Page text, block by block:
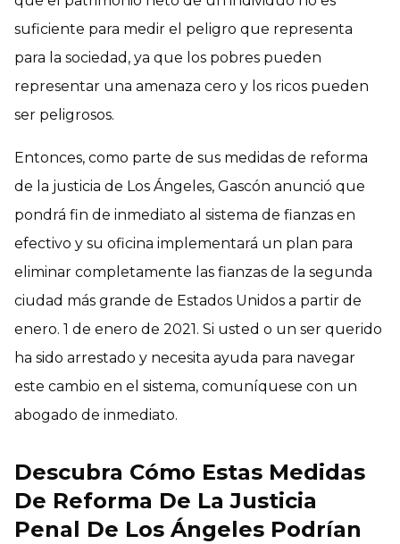
suficiente para medir el peligro que representa
para la sociedad, ya que los pobres pueden
representar una amenaza cero y los ricos pueden
ser peligrosos.
Entonces, como parte de sus medidas de reforma
de la justicia de Los Ángeles, Gascón anunció que
pondrá fin de inmediato al sistema de fianzas en
efectivo y su oficina implementará un plan para
eliminar completamente las fianzas de la segunda
ciudad más grande de Estados Unidos a partir de
enero. 1 de enero de 2021. Si usted o un ser querido
ha sido arrestado y necesita ayuda para navegar
este cambio en el sistema, comuníquese con un
abogado de inmediato.
Descubra Cómo Estas Medidas
De Reforma De La Justicia
Penal De Los Ángeles Podrían